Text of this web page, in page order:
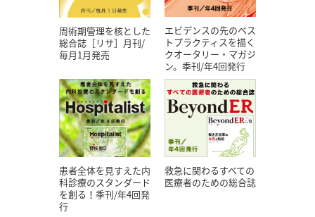
周術期管理を核とした
総合誌［リサ］月刊/
毎月1月発売
エビデンスの先のベス
トプラクティスを描く
クオータリー・マガジ
ン。季刊/年4回発行
患者全体を見すえた内
科診療のスタンダード
を創る！季刊/年4回発
行
救急に関わるすべての
医療者のための総合誌